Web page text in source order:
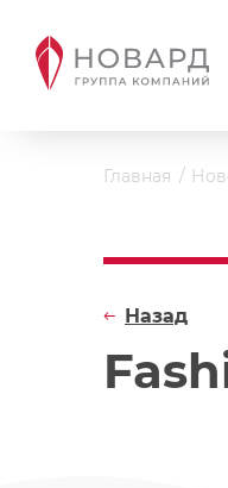
Главная
Назад